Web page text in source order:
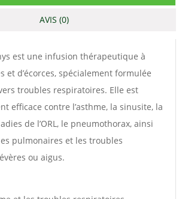
AVIS (0)
est une infusion thérapeutique à
et d’écorces, spécialement formulée
troubles respiratoires. Elle est
efficace contre l’asthme, la sinusite, la
de l’ORL, le pneumothorax, ainsi
pulmonaires et les troubles
ou aigus.